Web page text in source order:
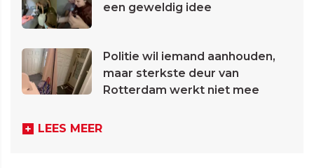
een geweldig idee
Politie wil iemand aanhouden,
maar sterkste deur van
Rotterdam werkt niet mee
LEES MEER